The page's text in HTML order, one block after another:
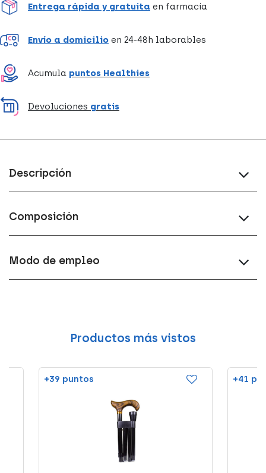
Entrega rápida y gratuita en farmacia
Envío a domicilio en 24-48h laborables
Acumula puntos Healthies
Devoluciones gratis
Descripción
Composición
Modo de empleo
Productos más vistos
+39 puntos +41